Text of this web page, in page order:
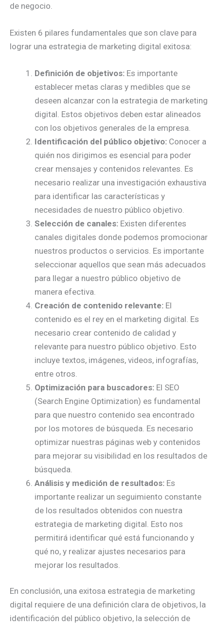
de negocio.
Existen 6 pilares fundamentales que son clave para
lograr una estrategia de marketing digital exitosa:
Definición de objetivos: Es importante
establecer metas claras y medibles que se
deseen alcanzar con la estrategia de marketing
digital. Estos objetivos deben estar alineados
con los objetivos generales de la empresa.
Identificación del público objetivo: Conocer a
quién nos dirigimos es esencial para poder
crear mensajes y contenidos relevantes. Es
necesario realizar una investigación exhaustiva
para identificar las características y
necesidades de nuestro público objetivo.
Selección de canales: Existen diferentes
canales digitales donde podemos promocionar
nuestros productos o servicios. Es importante
seleccionar aquellos que sean más adecuados
para llegar a nuestro público objetivo de
manera efectiva.
Creación de contenido relevante: El
contenido es el rey en el marketing digital. Es
necesario crear contenido de calidad y
relevante para nuestro público objetivo. Esto
incluye textos, imágenes, videos, infografías,
entre otros.
Optimización para buscadores: El SEO
(Search Engine Optimization) es fundamental
para que nuestro contenido sea encontrado
por los motores de búsqueda. Es necesario
optimizar nuestras páginas web y contenidos
para mejorar su visibilidad en los resultados de
búsqueda.
Análisis y medición de resultados: Es
importante realizar un seguimiento constante
de los resultados obtenidos con nuestra
estrategia de marketing digital. Esto nos
permitirá identificar qué está funcionando y
qué no, y realizar ajustes necesarios para
mejorar los resultados.
En conclusión, una exitosa estrategia de marketing
digital requiere de una definición clara de objetivos, la
identificación del público objetivo, la selección de